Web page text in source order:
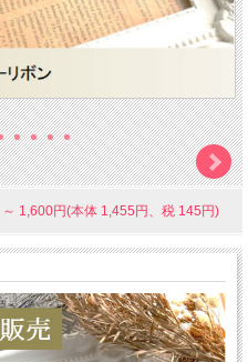
～ 1,600円(本体 1,455円、税 145円)